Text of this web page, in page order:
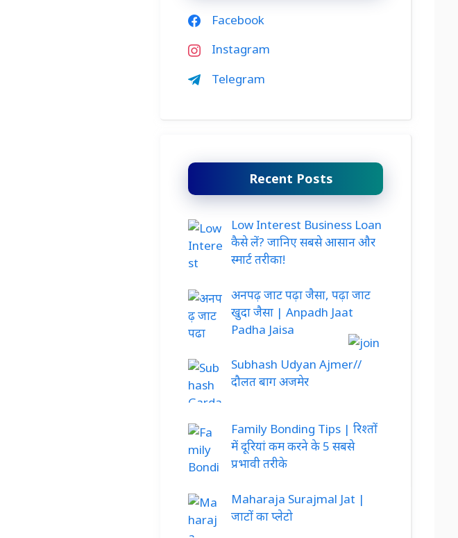
Facebook
Instagram
Telegram
Recent Posts
Low Interest Business Loan
कैसे लें? जानिए सबसे आसान और
स्मार्ट तरीका!
अनपढ़ जाट पढ़ा जैसा, पढ़ा जाट
खुदा जैसा | Anpadh Jaat
Padha Jaisa
Subhash Udyan Ajmer//
दौलत बाग अजमेर
Family Bonding Tips | रिश्तों
में दूरियां कम करने के 5 सबसे
प्रभावी तरीके
Maharaja Surajmal Jat |
जाटों का प्लेटो